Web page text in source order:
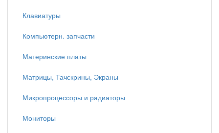
Клавиатуры
Компьютерн. запчасти
Материнские платы
Матрицы, Тачскрины, Экраны
Микропроцессоры и радиаторы
Мониторы